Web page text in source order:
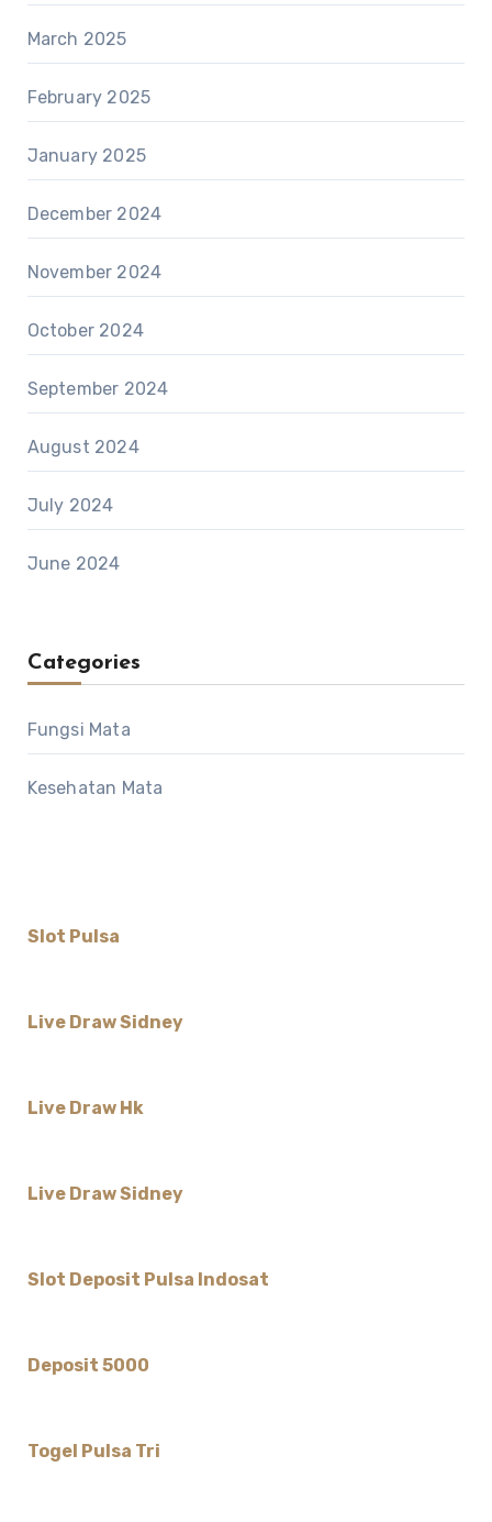
March 2025
February 2025
January 2025
December 2024
November 2024
October 2024
September 2024
August 2024
July 2024
June 2024
Categories
Fungsi Mata
Kesehatan Mata
Slot Pulsa
Live Draw Sidney
Live Draw Hk
Live Draw Sidney
Slot Deposit Pulsa Indosat
Deposit 5000
Togel Pulsa Tri